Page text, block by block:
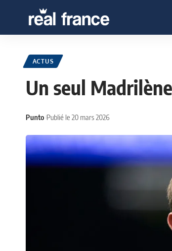
ACTUS
Un seul
Punto Publié le 20 mars 2026